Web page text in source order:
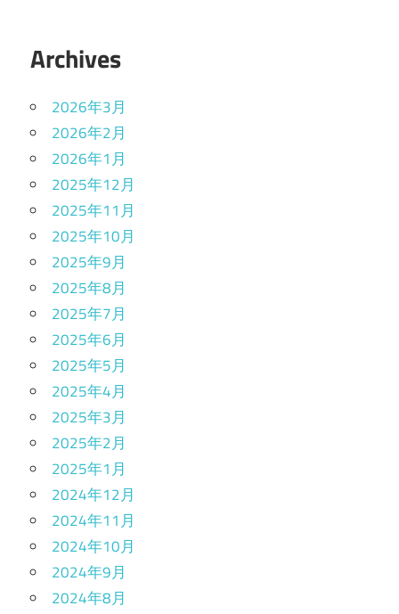
Archives
2026年3月
2026年2月
2026年1月
2025年12月
2025年11月
2025年10月
2025年9月
2025年8月
2025年7月
2025年6月
2025年5月
2025年4月
2025年3月
2025年2月
2025年1月
2024年12月
2024年11月
2024年10月
2024年9月
2024年8月